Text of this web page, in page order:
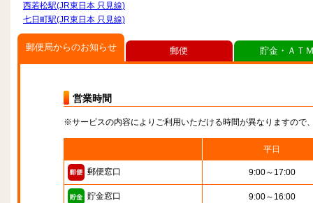
西若松駅(JR東日本 只見線)
七日町駅(JR東日本 只見線)
郵便局からのお知らせ
営業時間
※サービスの内容によりご利用いただける時間が異なりますので
平日
郵便窓口 9:00～17:00
貯金窓口 9:00～16:00
郵便 貯金・ＡＴ